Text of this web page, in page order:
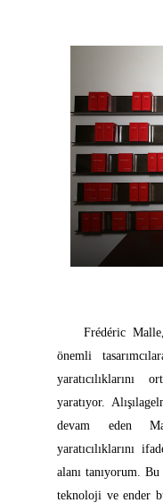
Frédéric Malle,
önemli
yaratıyor.
devam eden
yaratıcılıklarını
alanı tanıyorum.
teknoloji ve ender